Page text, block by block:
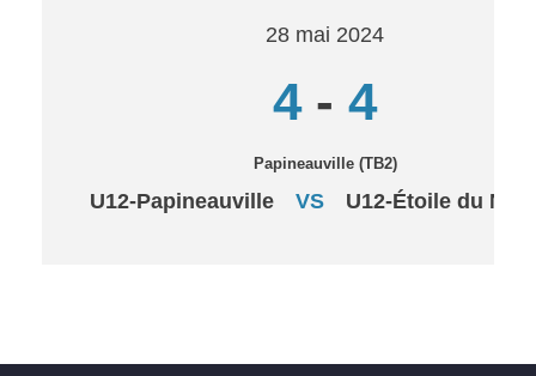
28 mai 2024
4- 4
Papineauville (TB2)
U12-Papineauville VS U12-Étoile du